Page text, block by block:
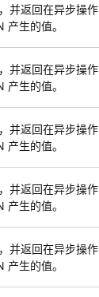
并返回在异步操作
生的值。
并返回在异步操作
生的值。
并返回在异步操作
生的值。
并返回在异步操作
生的值。
并返回在异步操作
生的值。